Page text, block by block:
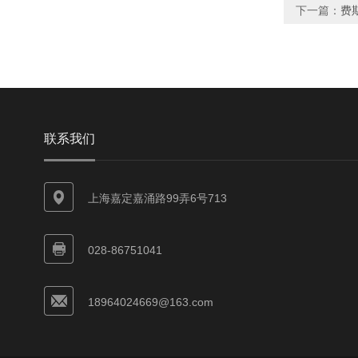
下一篇： 费
联系我们
上海嘉定嘉涌路99弄6号713
028-86751041
18964024669@163.com